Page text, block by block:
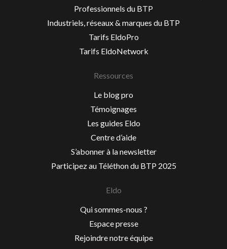
Professionnels du BTP
Industriels, réseaux & marques du BTP
Tarifs EldoPro
Tarifs EldoNetwork
Ressources
Le blog pro
Témoignages
Les guides Eldo
Centre d’aide
S’abonner à la newsletter
Participez au Téléthon du BTP 2025
Eldo
Qui sommes-nous ?
Espace presse
Rejoindre notre équipe